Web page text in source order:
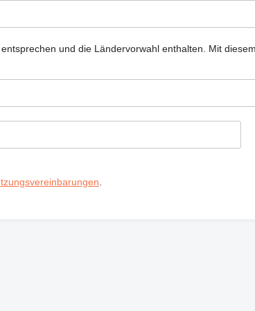
und die Ländervorwahl enthalten.
Mit